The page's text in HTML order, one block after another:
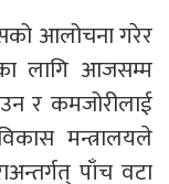
आलोचना गरेर
लागि आजसम्म
र कमजोरीलाई
मन्त्रालयले
पाँच वटा